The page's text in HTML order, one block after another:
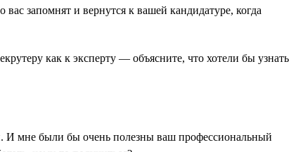
запомнят и вернутся к вашей кандидатуре, когда
как к эксперту — объясните, что хотели бы узнать
И мне были бы очень полезны ваш профессиональный